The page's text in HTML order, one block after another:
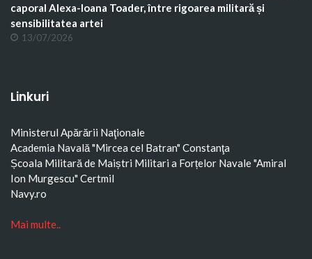
caporal Alexa-Ioana Toader, între rigoarea militară și
sensibilitatea artei
13/07/2026
Linkuri
Ministerul Apărării Naţionale
Academia Navală "Mircea cel Batran" Constanţa
Școala Militară de Maiștri Militari a Forțelor Navale "Amiral
Ion Murgescu" Certmil
Navy.ro
Mai multe..